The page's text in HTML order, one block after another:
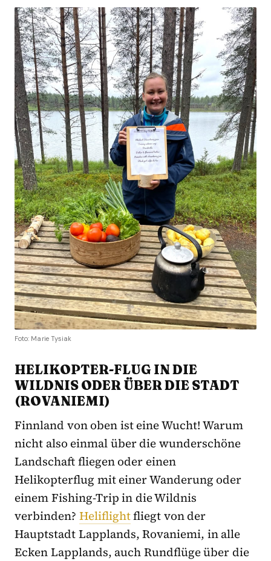
Foto: Marie Tysiak
HELIKOPTER-FLUG IN DIE
WILDNIS ODER ÜBER DIE STADT
(ROVANIEMI)
Finnland von oben ist eine Wucht! Warum
nicht also einmal über die wunderschöne
Landschaft fliegen oder einen
Helikopterflug mit einer Wanderung oder
einem Fishing-Trip in die Wildnis
verbinden? Heliflightfliegt von der
Hauptstadt Lapplands, Rovaniemi, in alle
Ecken Lapplands, auch Rundflüge über die